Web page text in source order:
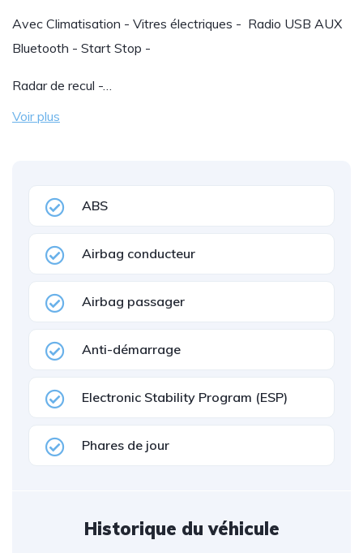
Avec Climatisation - Vitres électriques - Radio USB AUX
Bluetooth - Start Stop -
Radar de recul -…
Voir plus
ABS
Airbag conducteur
Airbag passager
Anti-démarrage
Electronic Stability Program (ESP)
Phares de jour
Historique du véhicule